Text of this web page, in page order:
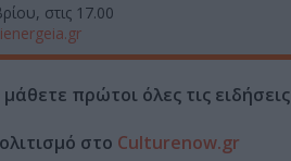
στις 17.00
μάθετε πρώτοι όλες τις ειδήσεις
στο Culturenow.gr